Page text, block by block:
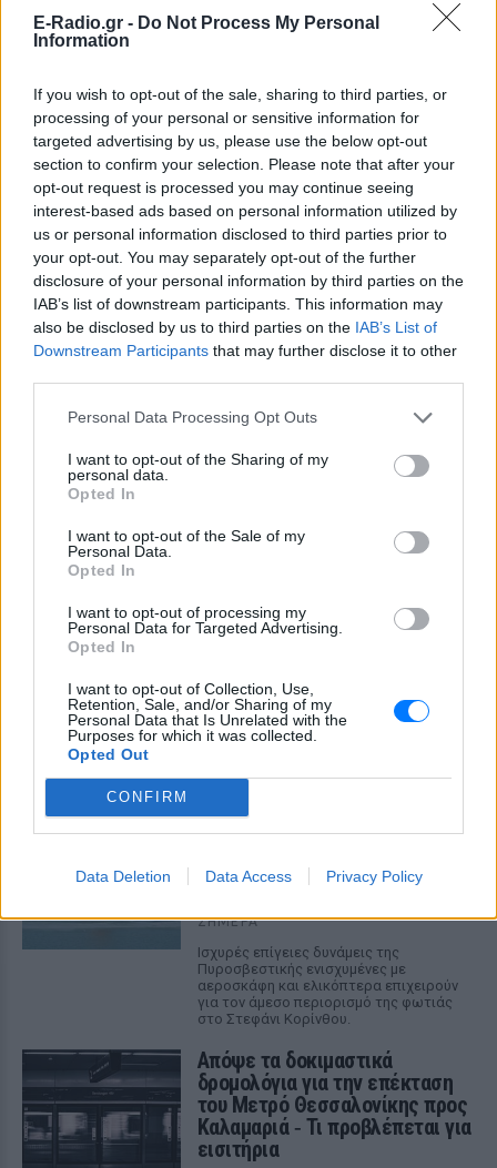
E-Radio.gr - Do Not Process My Personal
Information
If you wish to opt-out of the sale, sharing to third parties, or
processing of your personal or sensitive information for
targeted advertising by us, please use the below opt-out
section to confirm your selection. Please note that after your
opt-out request is processed you may continue seeing
interest-based ads based on personal information utilized by
us or personal information disclosed to third parties prior to
your opt-out. You may separately opt-out of the further
disclosure of your personal information by third parties on the
IAB’s list of downstream participants. This information may
also be disclosed by us to third parties on the IAB’s List of
Downstream Participants that may further disclose it to other
Personal Data Processing Opt Outs
I want to opt-out of the Sharing of my
personal data.
Opted In
I want to opt-out of the Sale of my
Personal Data.
Opted In
I want to opt-out of processing my
Personal Data for Targeted Advertising.
Opted In
I want to opt-out of Collection, Use,
Retention, Sale, and/or Sharing of my
Personal Data that Is Unrelated with the
Purposes for which it was collected.
Opted Out
CONFIRM
Data Deletion Data Access Privacy Policy
συμπεριφορά της λίγο μετά τη μοιραία
σύγκρουση
γυναίκα και το παιδί μου, τα
έχασα όλα» ‑ Ο πόνος του
πατέρα
ΣΉΜΕΡΑ
Μητέρα 43 ετών και ο 21χρονος γιος της
σκοτώθηκαν σε μετωπική σύγκρουση με
φορτηγό στην επαρχιακή οδό Αμφίπολης
– Δράμας, κοντά στην Παλαιοκώμη.
Καταδίωξη στο κέντρο της
Θεσσαλονίκης: Έσπασαν το
τζάμι του οδηγού – «Μην κάνεις
μ@@@», του φώναζαν
Εξαιτίας των υψηλών ταχυτήτων το
λευκό όχημα έχασε τον έλεγχο και
Αρχεία UFO: Αθόρυβα τριγωνικά σκάφη 152
μέτρων και μεταλλική σφαίρα με ανθρώπινο
Η κυβέρνηση Τραμπ δημοσίευσε την 5η παρτίδα
αποχαρακτηρισμένων αρχείων με αναφορές στρατιωτικών
πιλότων, μαρτύρων και αναλύσεων του FBI για ανεξήγητα
εναέρια φαινόμενα σε ΗΠΑ, Βραζιλία και Αφγανιστάν.
ΣΉΜΕΡΑ
Φωτιά στην Κόρινθο:
Εναέρια μέσα και μήνυμα
εκκένωσης από το 112
ΣΉΜΕΡΑ
Ισχυρές επίγειες δυνάμεις της
Πυροσβεστικής ενισχυμένες με
αεροσκάφη και ελικόπτερα επιχειρούν
για τον άμεσο περιορισμό της φωτιάς
στο Στεφάνι Κορίνθου.
Απόψε τα δοκιμαστικά
δρομολόγια για την επέκταση
του Μετρό Θεσσαλονίκης προς
Καλαμαριά ‑ Τι προβλέπεται για
εισιτήρια